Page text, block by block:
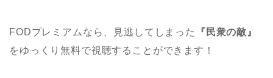
FODプレミアムなら、見逃してしまった
『民衆の敵』
をゆっくり無料で視聴することができます！